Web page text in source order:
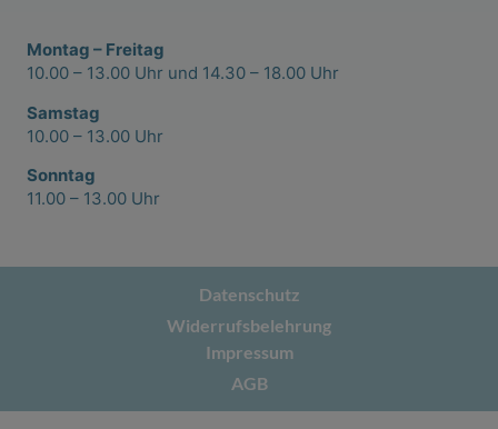
Montag – Freitag
10.00 – 13.00 Uhr und 14.30 – 18.00 Uhr
Samstag
10.00 – 13.00 Uhr
Sonntag
11.00 – 13.00 Uhr
Datenschutz
Widerrufsbelehrung
Impressum
AGB